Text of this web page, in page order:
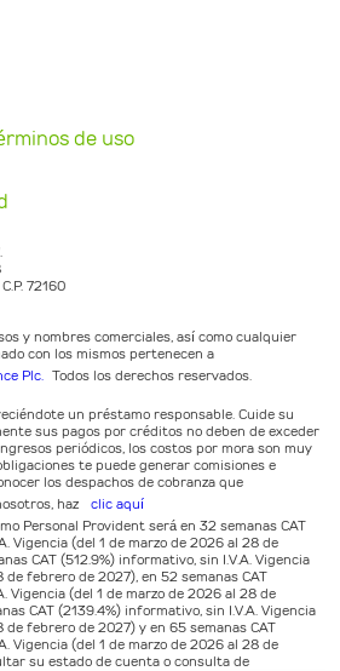
de uso
72160
y nombres comerciales, así como cualquier
con los mismos pertenecen a
Plc. Todos los derechos reservados.
un préstamo responsable. Cuide su
sus pagos por créditos no deben de exceder
periódicos, los costos por mora son muy
te puede generar comisiones e
los despachos de cobranza que
haz
clic aquí
Personal Provident será en 32 semanas CAT
Vigencia (del 1 de marzo de 2026 al 28 de
CAT (512.9%) informativo, sin I.V.A. Vigencia
de febrero de 2027), en 52 semanas CAT
Vigencia (del 1 de marzo de 2026 al 28 de
CAT (2139.4%) informativo, sin I.V.A. Vigencia
de febrero de 2027) y en 65 semanas CAT
Vigencia (del 1 de marzo de 2026 al 28 de
su estado de cuenta o consulta de